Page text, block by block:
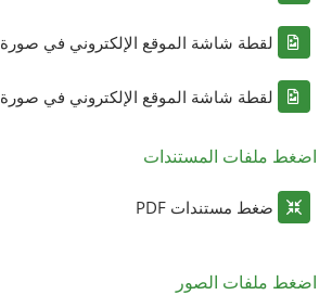
لقطة شاشة الموقع الإلكتروني في صورة PNG
لقطة شاشة الموقع الإلكتروني في صورة TIFF
اضغط ملفات المستندات
ضغط مستندات PDF
اضغط ملفات الصور